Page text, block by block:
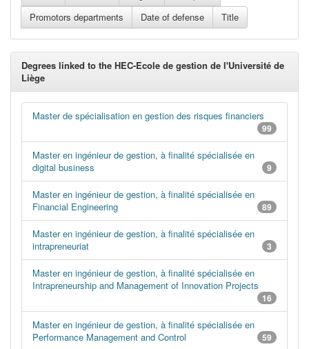
Degrees linked to the HEC-Ecole de gestion de l'Université de
Liège
Master de spécialisation en gestion des risques financiers
99
Master en ingénieur de gestion, à finalité spécialisée en
digital business
9
Master en ingénieur de gestion, à finalité spécialisée en
Financial Engineering
89
Master en ingénieur de gestion, à finalité spécialisée en
intrapreneuriat
3
Master en ingénieur de gestion, à finalité spécialisée en
Intrapreneurship and Management of Innovation Projects
16
Master en ingénieur de gestion, à finalité spécialisée en
Performance Management and Control
59